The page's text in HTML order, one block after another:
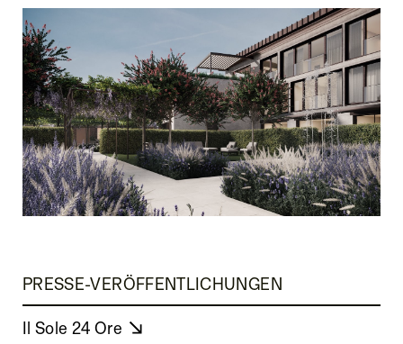
PRESSE-VERÖFFENTLICHUNGEN
Il Sole 24 Ore